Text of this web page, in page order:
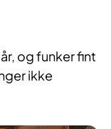
og funker fint
ikke